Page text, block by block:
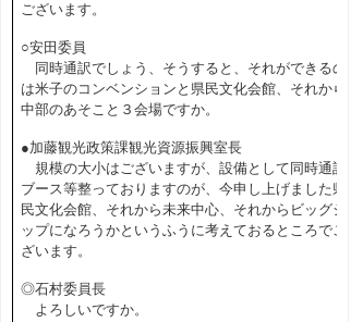
ございます。
○安田委員
同時通訳でしょう、そうすると、それができるの
は米子のコンベンションと県民文化会館、それから
中部のあそこと３会場ですか。
●加藤観光政策課観光資源振興室長
規模の大小はございますが、設備として同時通訳
ブース等整っておりますのが、今申し上げました県
民文化会館、それから未来中心、それからビッグシ
ップになろうかというふうに考えておるところでご
ざいます。
◎石村委員長
よろしいですか。